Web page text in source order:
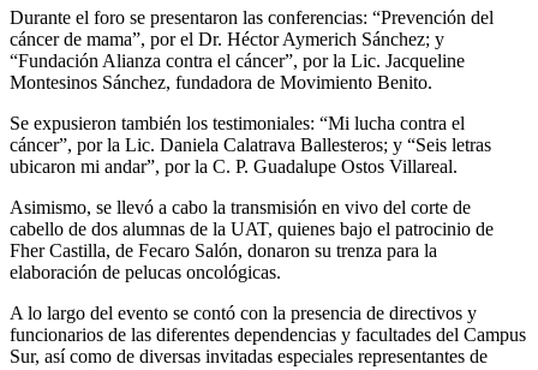
Durante el foro se presentaron las conferencias: “Prevención del
cáncer de mama”, por el Dr. Héctor Aymerich Sánchez; y
“Fundación Alianza contra el cáncer”, por la Lic. Jacqueline
Montesinos Sánchez, fundadora de Movimiento Benito.
Se expusieron también los testimoniales: “Mi lucha contra el
cáncer”, por la Lic. Daniela Calatrava Ballesteros; y “Seis letras
ubicaron mi andar”, por la C. P. Guadalupe Ostos Villareal.
Asimismo, se llevó a cabo la transmisión en vivo del corte de
cabello de dos alumnas de la UAT, quienes bajo el patrocinio de
Fher Castilla, de Fecaro Salón, donaron su trenza para la
elaboración de pelucas oncológicas.
A lo largo del evento se contó con la presencia de directivos y
funcionarios de las diferentes dependencias y facultades del Campus
Sur, así como de diversas invitadas especiales representantes de